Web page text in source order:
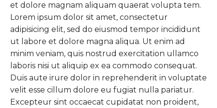
et dolore magnam aliquam quaerat volupta tem.
Lorem ipsum dolor sit amet, consectetur
adipisicing elit, sed do eiusmod tempor incididunt
ut labore et dolore magna aliqua. Ut enim ad
minim veniam, quis nostrud exercitation ullamco
laboris nisi ut aliquip ex ea commodo consequat.
Duis aute irure dolor in reprehenderit in voluptate
velit esse cillum dolore eu fugiat nulla pariatur.
Excepteur sint occaecat cupidatat non proident,